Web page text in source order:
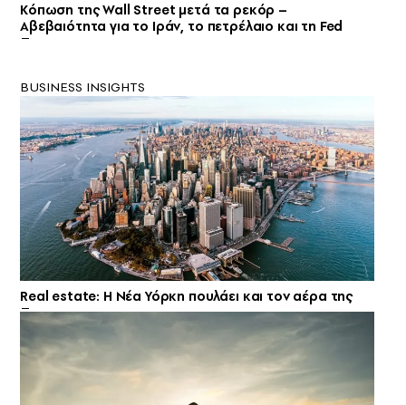
Κόπωση της Wall Street μετά τα ρεκόρ –
Αβεβαιότητα για το Ιράν, το πετρέλαιο και τη Fed
BUSINESS INSIGHTS
Real estate: H Νέα Υόρκη πουλάει και τον αέρα της